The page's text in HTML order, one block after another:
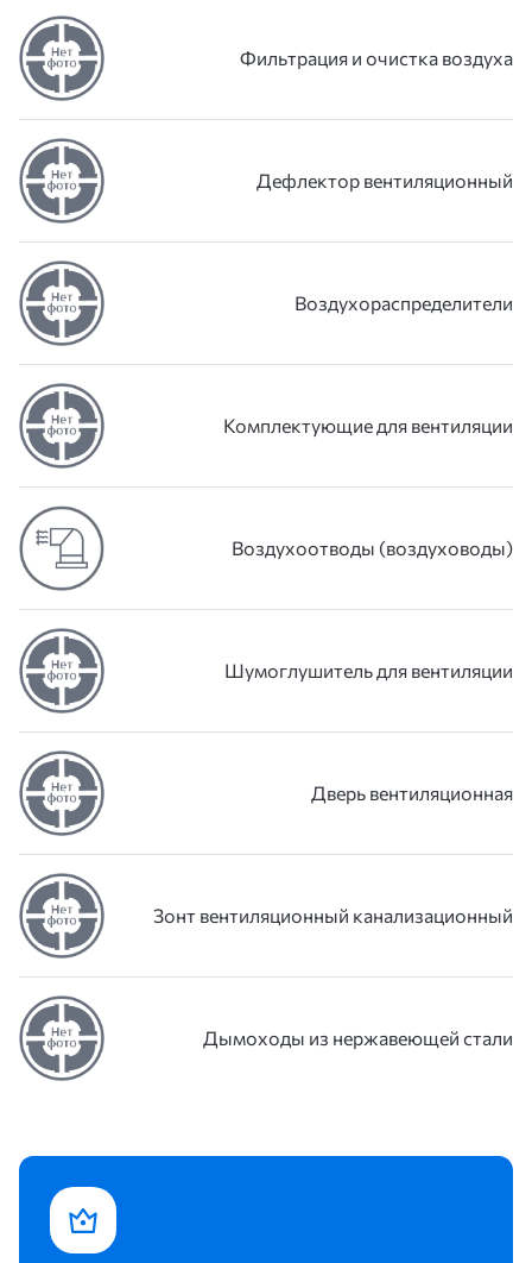
Фильтрация и очистка воздуха
Дефлектор вентиляционный
Воздухораспределители
Комплектующие для вентиляции
Воздухоотводы (воздуховоды)
Шумоглушитель для вентиляции
Дверь вентиляционная
Зонт вентиляционный канализационный
Дымоходы из нержавеющей стали